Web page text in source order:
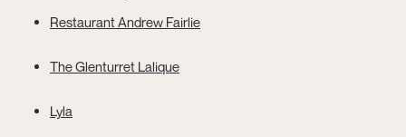
Restaurant Andrew Fairlie
The Glenturret Lalique
Lyla